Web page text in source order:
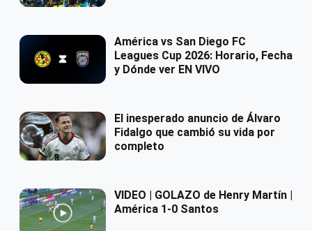
América vs San Diego FC
Leagues Cup 2026: Horario, Fecha
y Dónde ver EN VIVO
El inesperado anuncio de Álvaro
Fidalgo que cambió su vida por
completo
VIDEO | GOLAZO de Henry Martín |
América 1-0 Santos